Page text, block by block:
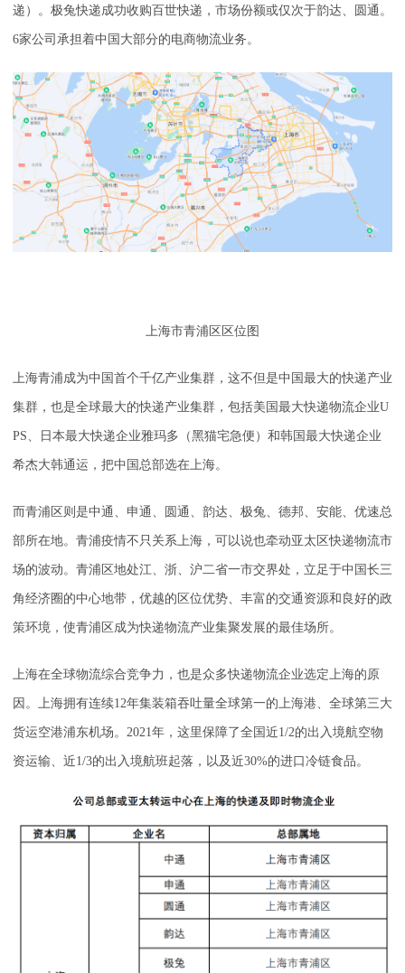
递）。极兔快递成功收购百世快递，市场份额或仅次于韵达、圆通。
6家公司承担着中国大部分的电商物流业务。
上海市青浦区区位图
上海青浦成为中国首个千亿产业集群，这不但是中国最大的快递产业
集群，也是全球最大的快递产业集群，包括美国最大快递物流企业U
PS、日本最大快递企业雅玛多（黑猫宅急便）和韩国最大快递企业
希杰大韩通运，把中国总部选在上海。
而青浦区则是中通、申通、圆通、韵达、极兔、德邦、安能、优速总
部所在地。青浦疫情不只关系上海，可以说也牵动亚太区快递物流市
场的波动。青浦区地处江、浙、沪二省一市交界处，立足于中国长三
角经济圈的中心地带，优越的区位优势、丰富的交通资源和良好的政
策环境，使青浦区成为快递物流产业集聚发展的最佳场所。
上海在全球物流综合竞争力，也是众多快递物流企业选定上海的原
因。上海拥有连续12年集装箱吞吐量全球第一的上海港、全球第三大
货运空港浦东机场。2021年，这里保障了全国近1/2的出入境航空物
资运输、近1/3的出入境航班起落，以及近30%的进口冷链食品。